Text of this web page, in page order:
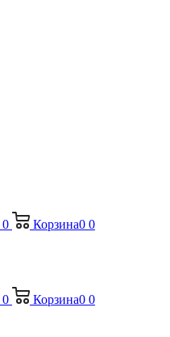
0 Корзина0 0
0 Корзина0 0